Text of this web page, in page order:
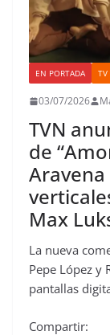
EN PORTADA TV
03/07/2026
TVN
de
Max
La nueva
Pepe López y
pantallas
Compartir: